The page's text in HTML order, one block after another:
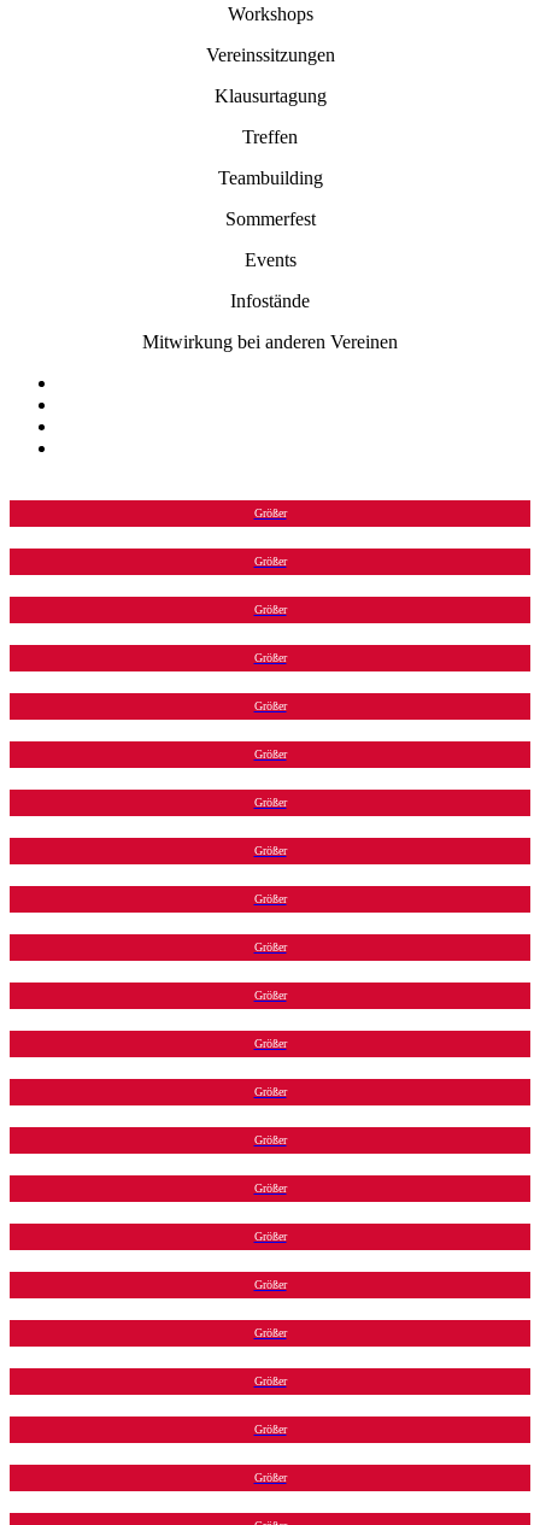
Workshops
Vereinssitzungen
Klausurtagung
Treffen
Teambuilding
Sommerfest
Events
Infostände
Mitwirkung bei anderen Vereinen
Größer
Größer
Größer
Größer
Größer
Größer
Größer
Größer
Größer
Größer
Größer
Größer
Größer
Größer
Größer
Größer
Größer
Größer
Größer
Größer
Größer